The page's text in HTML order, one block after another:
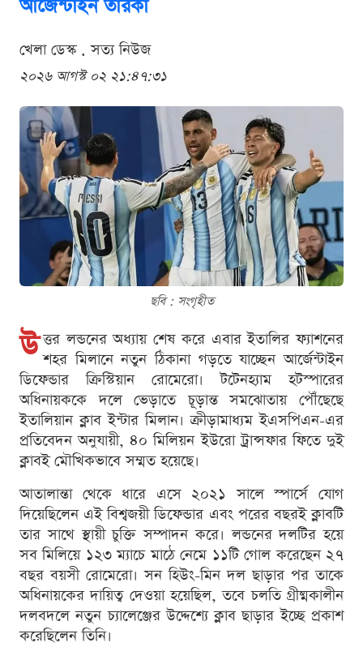
আর্জেন্টাইন তারকা
খেলা ডেস্ক . সত্য নিউজ
২০২৬ আগস্ট ০২ ২১:৪৭:৩১
ছবি : সংগৃহীত
উ ত্তর লন্ডনের অধ্যায় শেষ করে এবার ইতালির ফ্যাশনের
শহর মিলানে নতুন ঠিকানা গড়তে যাচ্ছেন আর্জেন্টাইন
ডিফেন্ডার ক্রিস্টিয়ান রোমেরো। টটেনহ্যাম হটস্পারের
অধিনায়ককে দলে ভেড়াতে চূড়ান্ত সমঝোতায় পৌঁছেছে
ইতালিয়ান ক্লাব ইন্টার মিলান। ক্রীড়ামাধ্যম ইএসপিএন-এর
প্রতিবেদন অনুযায়ী, ৪০ মিলিয়ন ইউরো ট্রান্সফার ফিতে দুই
ক্লাবই মৌখিকভাবে সম্মত হয়েছে।
আতালান্তা থেকে ধারে এসে ২০২১ সালে স্পার্সে যোগ
দিয়েছিলেন এই বিশ্বজয়ী ডিফেন্ডার এবং পরের বছরই ক্লাবটি
তার সাথে স্থায়ী চুক্তি সম্পাদন করে। লন্ডনের দলটির হয়ে
সব মিলিয়ে ১২৩ ম্যাচে মাঠে নেমে ১১টি গোল করেছেন ২৭
বছর বয়সী রোমেরো। সন হিউং-মিন দল ছাড়ার পর তাকে
অধিনায়কের দায়িত্ব দেওয়া হয়েছিল, তবে চলতি গ্রীষ্মকালীন
দলবদলে নতুন চ্যালেঞ্জের উদ্দেশ্যে ক্লাব ছাড়ার ইচ্ছে প্রকাশ
করেছিলেন তিনি।